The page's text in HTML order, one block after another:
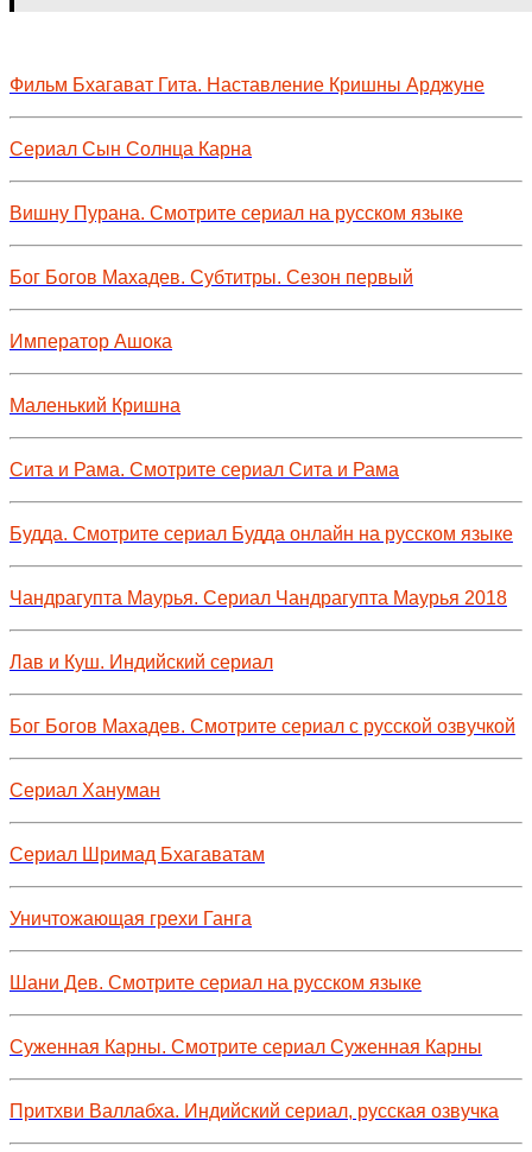
Фильм Бхагават Гита. Наставление Кришны Арджуне
Сериал Сын Солнца Карна
Вишну Пурана. Смотрите сериал на русском языке
Бог Богов Махадев. Субтитры. Сезон первый
Император Ашока
Маленький Кришна
Сита и Рама. Смотрите сериал Сита и Рама
Будда. Смотрите сериал Будда онлайн на русском языке
Чандрагупта Маурья. Сериал Чандрагупта Маурья 2018
Лав и Куш. Индийский сериал
Бог Богов Махадев. Смотрите сериал с русской озвучкой
Сериал Хануман
Сериал Шримад Бхагаватам
Уничтожающая грехи Ганга
Шани Дев. Смотрите сериал на русском языке
Суженная Карны. Смотрите сериал Суженная Карны
Притхви Валлабха. Индийский сериал, русская озвучка